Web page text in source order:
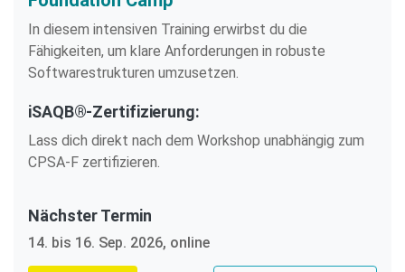
In diesem intensiven Training erwirbst du die
Fähigkeiten, um klare Anforderungen in robuste
Softwarestrukturen umzusetzen.
iSAQB®-Zertifizierung:
Lass dich direkt nach dem Workshop unabhängig zum
CPSA-F zertifizieren.
Nächster Termin
14. bis 16. Sep. 2026, online